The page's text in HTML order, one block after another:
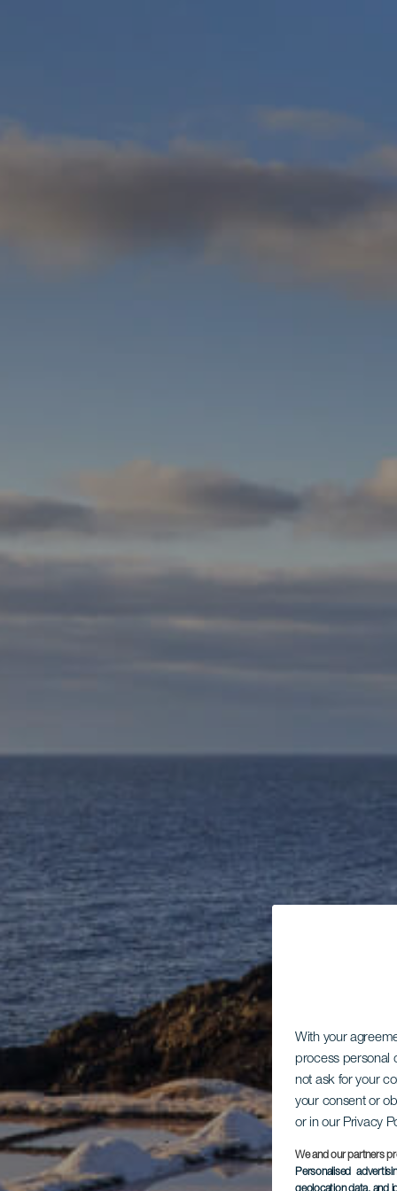
With your
process personal
not ask for your
your consent or
or in our Privacy
We and our partners
Personalised